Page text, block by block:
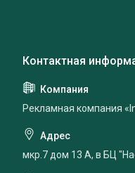
Рекламная компания
мкр.7 дом 13 А, в БЦ